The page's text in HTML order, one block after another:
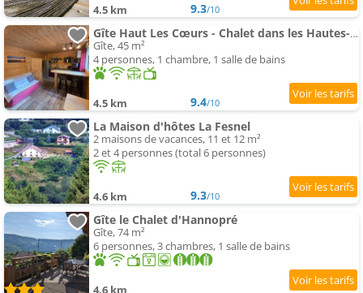
4.5 km 9.3/10
Gîte Haut Les Cœurs - Chalet dans les Hautes-Vosges
Gîte, 45 m²
4 personnes, 1 chambre, 1 salle de bains
4.5 km 9.4/10
La Maison d'hôtes La Fesnel
2 maisons de vacances, 11 et 12 m²
2 et 4 personnes (total 6 personnes)
4.6 km 9.3/10
Gîte le Chalet d'Hannopré
Gîte, 74 m²
6 personnes, 3 chambres, 1 salle de bains
4.6 km